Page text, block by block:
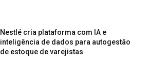
Nestlé cria plataforma com IA e
inteligência de dados para autogestão
de estoque de varejistas